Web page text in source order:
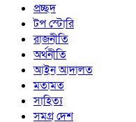
প্রচ্ছদ
টপ স্টোরি
রাজনীতি
অর্থনীতি
আইন আদালত
মতামত
সাহিত্য
সমগ্র দেশ